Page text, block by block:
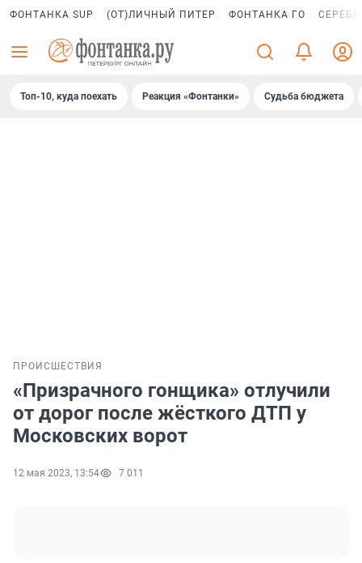
ФОНТАНКА SUP (ОТ)ЛИЧНЫЙ ПИТЕР ФОНТАНКА ГО
Топ-10, куда поехать Реакция «Фонтанки» Судьба бюджета
ПРОИСШЕСТВИЯ
«Призрачного гонщика» отлучили
от дорог после жёсткого ДТП у
Московских ворот
12 мая 2023, 13:54 7 011